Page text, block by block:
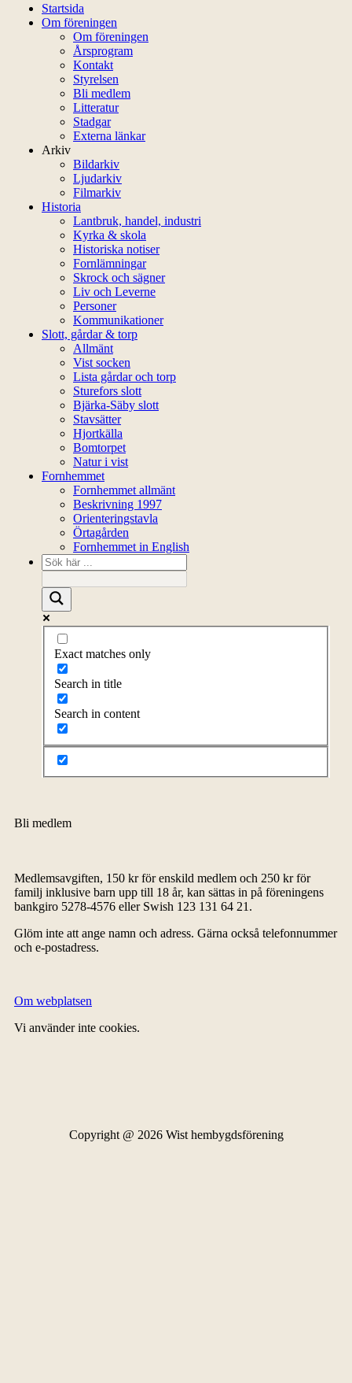
Startsida
Om föreningen
Om föreningen
Årsprogram
Kontakt
Styrelsen
Bli medlem
Litteratur
Stadgar
Externa länkar
Arkiv
Bildarkiv
Ljudarkiv
Filmarkiv
Historia
Lantbruk, handel, industri
Kyrka & skola
Historiska notiser
Fornlämningar
Skrock och sägner
Liv och Leverne
Personer
Kommunikationer
Slott, gårdar & torp
Allmänt
Vist socken
Lista gårdar och torp
Sturefors slott
Bjärka-Säby slott
Stavsätter
Hjortkälla
Bomtorpet
Natur i vist
Fornhemmet
Fornhemmet allmänt
Beskrivning 1997
Orienteringstavla
Örtagården
Fornhemmet in English
Exact matches only
Search in title
Search in content
Bli medlem
Medlemsavgiften, 150 kr för enskild medlem och 250 kr för
familj inklusive barn upp till 18 år, kan sättas in på föreningens
bankgiro 5278-4576 eller Swish 123 131 64 21.
Glöm inte att ange namn och adress. Gärna också telefonnummer
och e-postadress.
Om webplatsen
Vi använder inte cookies.
Copyright @ 2026 Wist hembygdsförening